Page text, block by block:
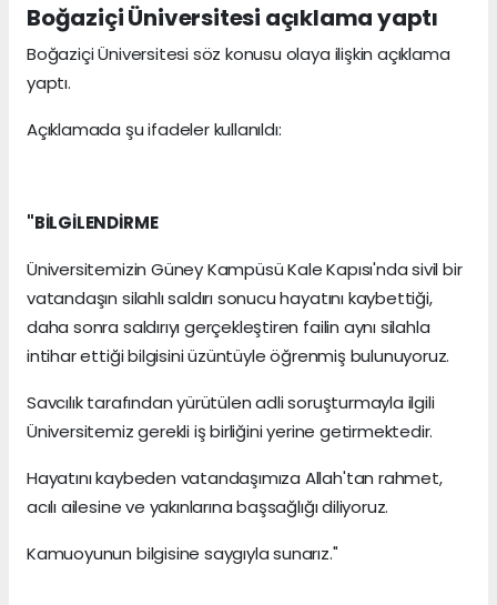
Boğaziçi Üniversitesi açıklama yaptı
Boğaziçi Üniversitesi söz konusu olaya ilişkin açıklama
yaptı.
Açıklamada şu ifadeler kullanıldı:
"BİLGİLENDİRME
Üniversitemizin Güney Kampüsü Kale Kapısı'nda sivil bir
vatandaşın silahlı saldırı sonucu hayatını kaybettiği,
daha sonra saldırıyı gerçekleştiren failin aynı silahla
intihar ettiği bilgisini üzüntüyle öğrenmiş bulunuyoruz.
Savcılık tarafından yürütülen adli soruşturmayla ilgili
Üniversitemiz gerekli iş birliğini yerine getirmektedir.
Hayatını kaybeden vatandaşımıza Allah'tan rahmet,
acılı ailesine ve yakınlarına başsağlığı diliyoruz.
Kamuoyunun bilgisine saygıyla sunarız."